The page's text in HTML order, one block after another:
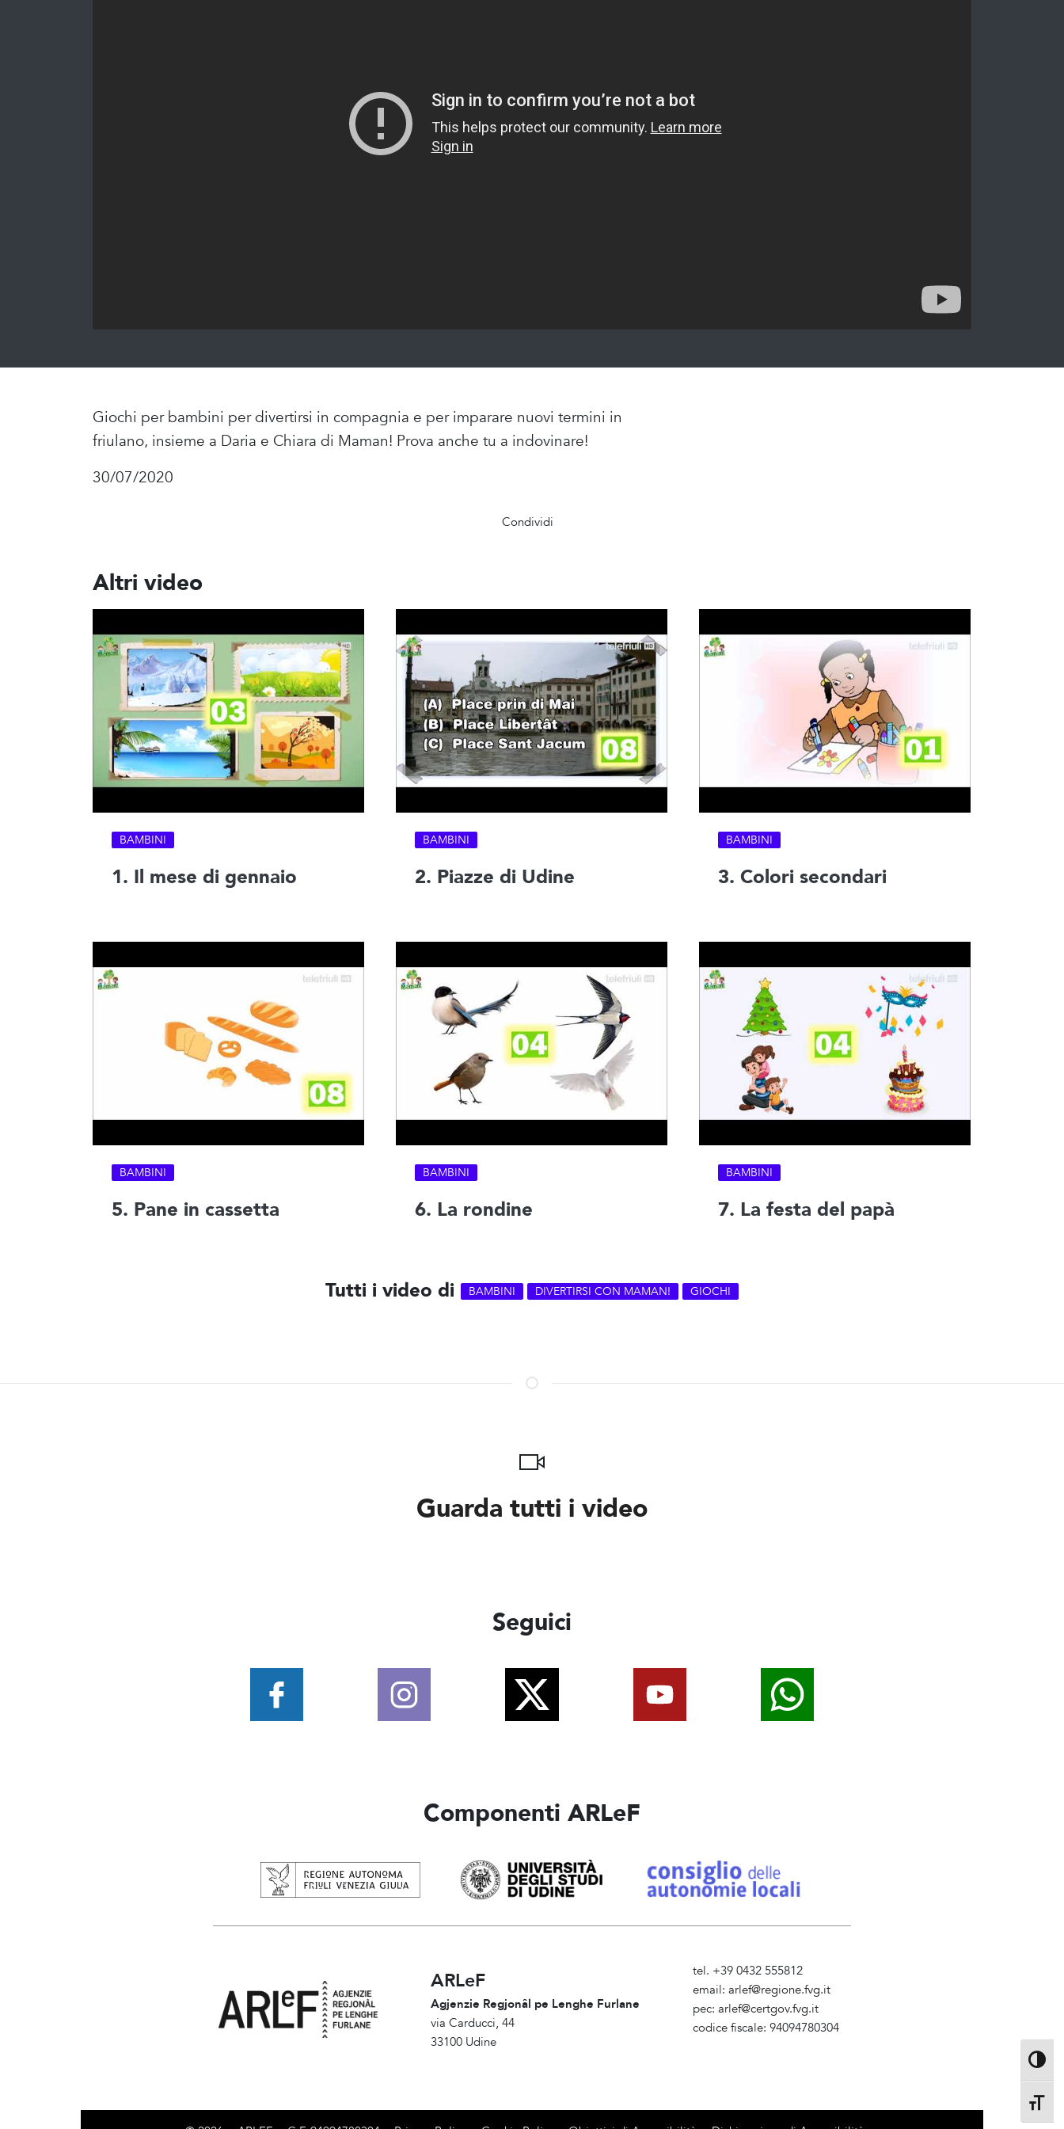
Giochi per bambini per divertirsi in compagnia e per imparare nuovi termini in
friulano, insieme a Daria e Chiara di Maman! Prova anche tu a indovinare!
30/07/2020
Condividi
Altri video
BAMBINI
1. Il mese di gennaio
BAMBINI
2. Piazze di Udine
BAMBINI
3. Colori secondari
BAMBINI
5. Pane in cassetta
BAMBINI
6. La rondine
BAMBINI
7. La festa del papà
Tutti i video di BAMBINI DIVERTIRSI CON MAMAN! GIOCHI
Guarda tutti i video
Seguici
Componenti ARLeF
ARLeF
Agjenzie Regjonâl pe Lenghe Furlane
via Carducci, 44
33100 Udine
tel. +39 0432 555812
email:arlef@regione.fvg.it
pec:arlef@certgov.fvg.it
codice fiscale: 94094780304